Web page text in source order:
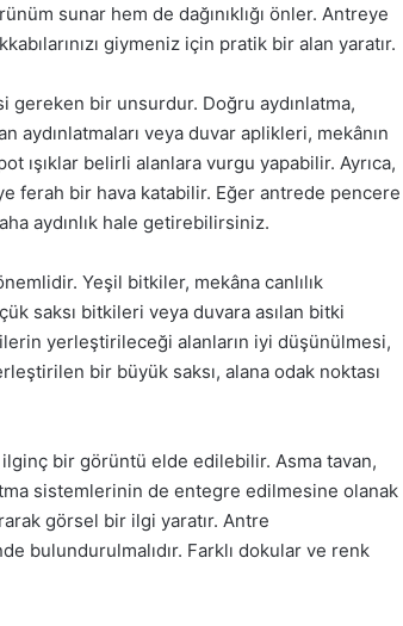
sunar hem de dağınıklığı önler. Antreye
giymeniz için pratik bir alan yaratır.
gereken bir unsurdur. Doğru aydınlatma,
aydınlatmaları veya duvar aplikleri, mekânın
ışıklar belirli alanlara vurgu yapabilir. Ayrıca,
ferah bir hava katabilir. Eğer antrede pencere
aydınlık hale getirebilirsiniz.
Yeşil bitkiler, mekâna canlılık
saksı bitkileri veya duvara asılan bitki
yerleştirileceği alanların iyi düşünülmesi,
bir büyük saksı, alana odak noktası
bir görüntü elde edilebilir. Asma tavan,
sistemlerinin de entegre edilmesine olanak
görsel bir ilgi yaratır. Antre
bulundurulmalıdır. Farklı dokular ve renk